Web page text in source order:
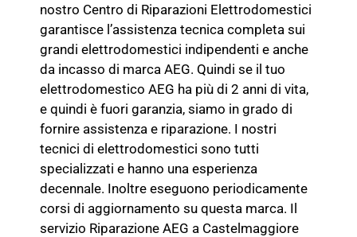
nostro Centro di Riparazioni Elettrodomestici
garantisce l’assistenza tecnica completa sui
grandi elettrodomestici indipendenti e anche
da incasso di marca AEG. Quindi se il tuo
elettrodomestico AEG ha più di 2 anni di vita,
e quindi è fuori garanzia, siamo in grado di
fornire assistenza e riparazione. I nostri
tecnici di elettrodomestici sono tutti
specializzati e hanno una esperienza
decennale. Inoltre eseguono periodicamente
corsi di aggiornamento su questa marca. Il
servizio Riparazione AEG a Castelmaggiore